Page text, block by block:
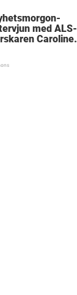
med ALS-
Caroline